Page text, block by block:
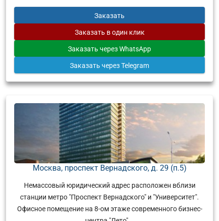
Заказать
Заказать в один клик
Заказать через WhatsApp
Заказать через Telegram
Москва, проспект Вернадского, д. 29 (п.5)
Немассовый юридический адрес расположен вблизи
станции метро "Проспект Вернадского" и "Университет".
Офисное помещение на 8-ом этаже современного бизнес-